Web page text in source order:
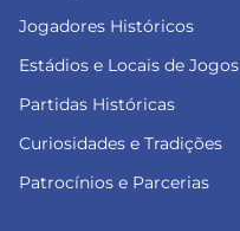
Jogadores Históricos
Estádios e Locais de Jogos
Partidas Históricas
Curiosidades e Tradições
Patrocínios e Parcerias